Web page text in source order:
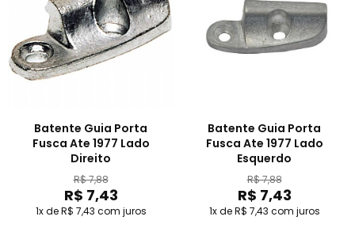
Batente Guia Porta
Fusca Ate 1977 Lado
Direito
R$ 7,88
R$ 7,43
1x de R$ 7,43 com juros
Batente Guia Porta
Fusca Ate 1977 Lado
Esquerdo
R$ 7,88
R$ 7,43
1x de R$ 7,43 com juros